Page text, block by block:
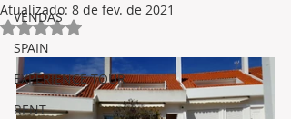
VENDAS
SPAIN
EXPERIENCE TOUR
RENT
Atualizado: 8 de fev. de 2021
Avaliado com NaN de 5 estrelas.